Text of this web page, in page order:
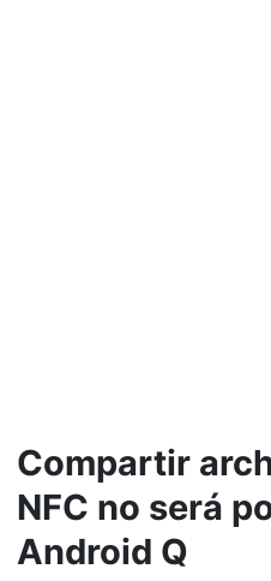
Compartir
NFC no será
Android Q